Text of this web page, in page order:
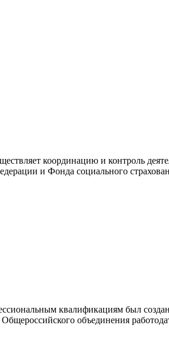
координацию и контроль
и Фонда социального
квалификациям был
объединения